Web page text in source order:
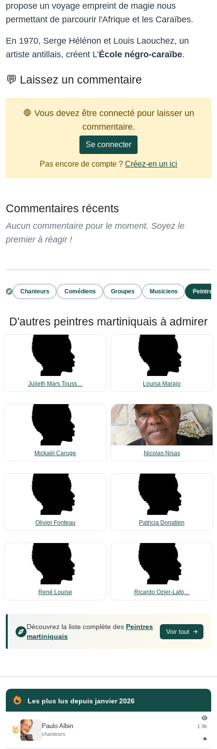
propose un voyage empreint de magie nous
permettant de parcourir l'Afrique et les Caraïbes.
En 1970, Serge Hélénon et Louis Laouchez, un
artiste antillais, créent L’École négro-caraïbe.
💬 Laissez un commentaire
🛑 Vous devez être connecté pour laisser un
commentaire.
Se connecter
Pas encore de compte ? Créez-en un ici
Commentaires récents
Aucun commentaire pour le moment. Soyez le
premier à réagir !
Chanteurs Comédiens Groupes Musiciens Peintres
D'autres peintres martiniquais à admirer
Julieth Mars Touss… Louisa Marajo
Mickaël Caruge Nicolas Nisas
Olivier Fonteau Patricia Donatien
René Louise Ricardo Ozier-Lafo…
Découvrez la liste complète des Peintres
martiniquais
Voir tout
Les plus lus depuis janvier 2026
🥇 Paulo Albin
chanteurs
1.9k
🔥